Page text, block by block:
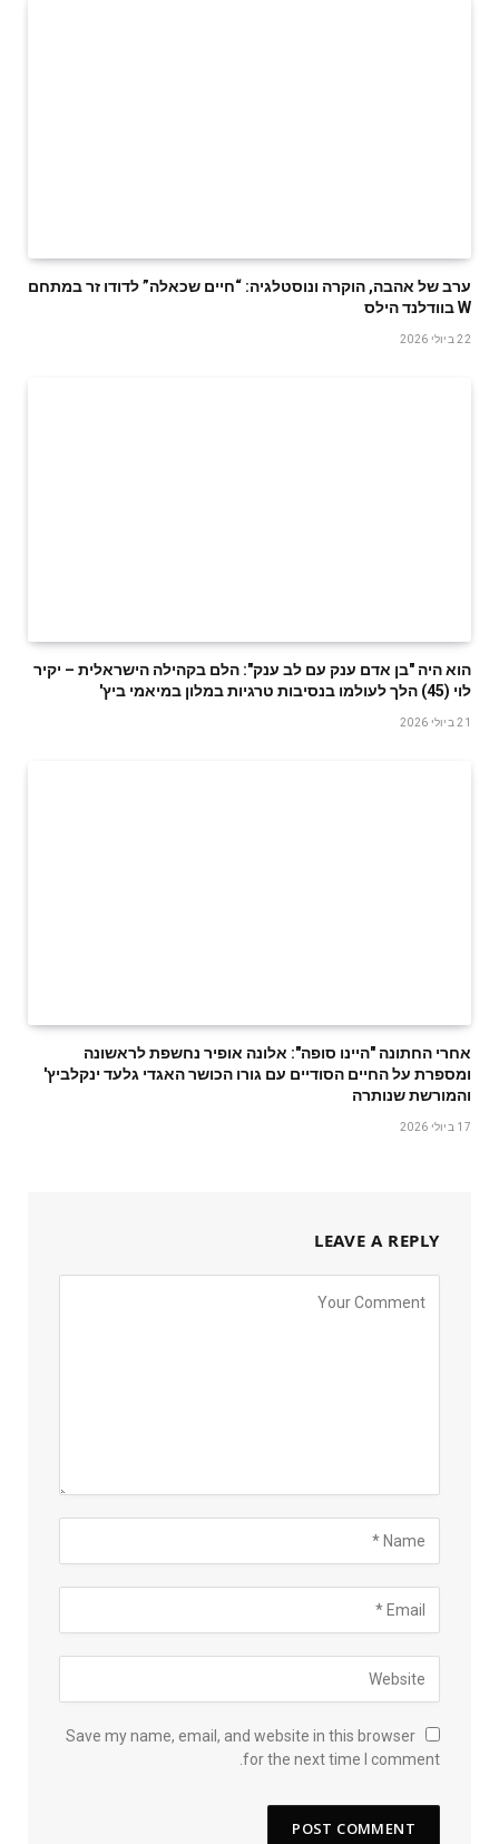
ערב של אהבה, הוקרה ונוסטלגיה: “חיים שכאלה” לדודו זר במתחם
W בוודלנד הילס
22 ביולי 2026
הוא היה "בן אדם ענק עם לב ענק": הלם בקהילה הישראלית – יקיר
לוי (45) הלך לעולמו בנסיבות טרגיות במלון במיאמי ביץ'
21 ביולי 2026
אחרי החתונה "היינו סופה": אלונה אופיר נחשפת לראשונה
ומספרת על החיים הסודיים עם גורו הכושר האגדי גלעד ינקלביץ'
והמורשת שנותרה
17 ביולי 2026
LEAVE A REPLY
Save my name, email, and website in this browser
for the next time I comment.